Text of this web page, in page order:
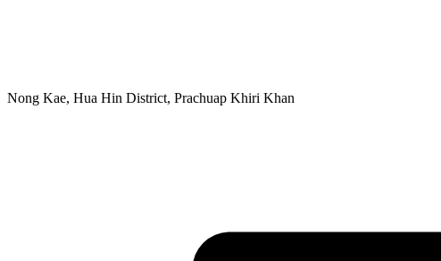
Nong Kae, Hua Hin District, Prachuap Khiri Khan